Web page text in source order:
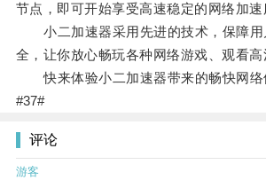
节点，即可开始享受高速稳定的网络加速
小二加速器采用先进的技术，保障用
全，让你放心畅玩各种网络游戏、观看高
快来体验小二加速器带来的畅快网络
#37#
评论
游客